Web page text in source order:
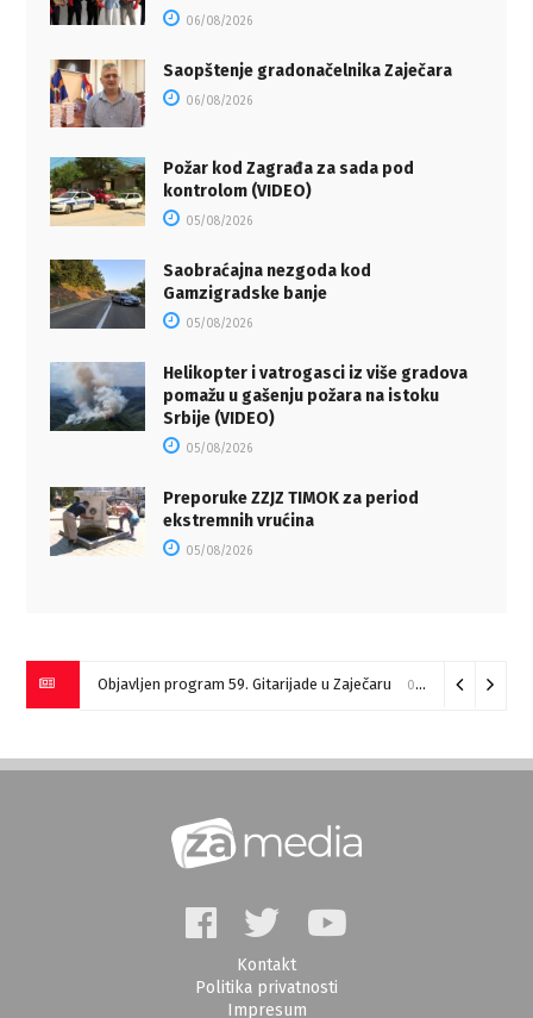
06/08/2026
Saopštenje gradonačelnika Zaječara
06/08/2026
Požar kod Zagrađa za sada pod
kontrolom (VIDEO)
05/08/2026
Saobraćajna nezgoda kod
Gamzigradske banje
05/08/2026
Helikopter i vatrogasci iz više gradova
pomažu u gašenju požara na istoku
Srbije (VIDEO)
05/08/2026
Preporuke ZZJZ TIMOK za period
ekstremnih vrućina
05/08/2026
Objavljen program 59. Gitarijade u Zaječaru 07/08/2026
Kontakt
Politika privatnosti
Impresum